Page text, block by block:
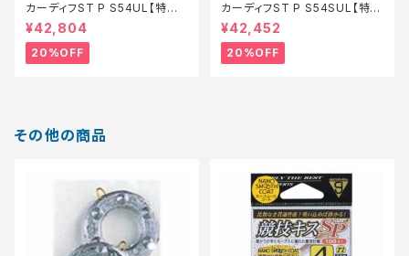
カーディフST P S54UL【特価
ロッド】【20】
¥42,804
20%OFF
カーディフST P S54SUL【特価
ロッド】【20】
¥42,452
20%OFF
その他の商品